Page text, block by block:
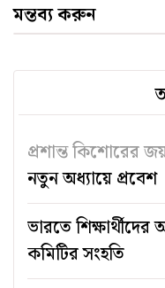
মন্তব্য করুন
প্রশান্ত কিশোরের
নতুন অধ্যায়ে প্রবেশ
ভারতে
কমিটির সংহতি